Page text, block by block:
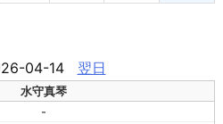
04-14 翌日
水守真琴
-